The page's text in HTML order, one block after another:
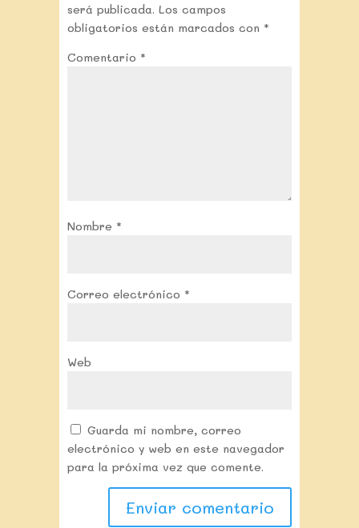
será publicada. Los campos
obligatorios están marcados con *
Comentario *
Nombre *
Correo electrónico *
Web
Guarda mi nombre, correo
electrónico y web en este navegador
para la próxima vez que comente.